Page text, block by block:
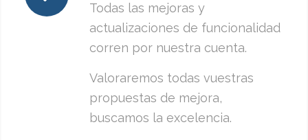
Todas las mejoras y
actualizaciones de funcionalidad
corren por nuestra cuenta.
Valoraremos todas vuestras
propuestas de mejora,
buscamos la excelencia.